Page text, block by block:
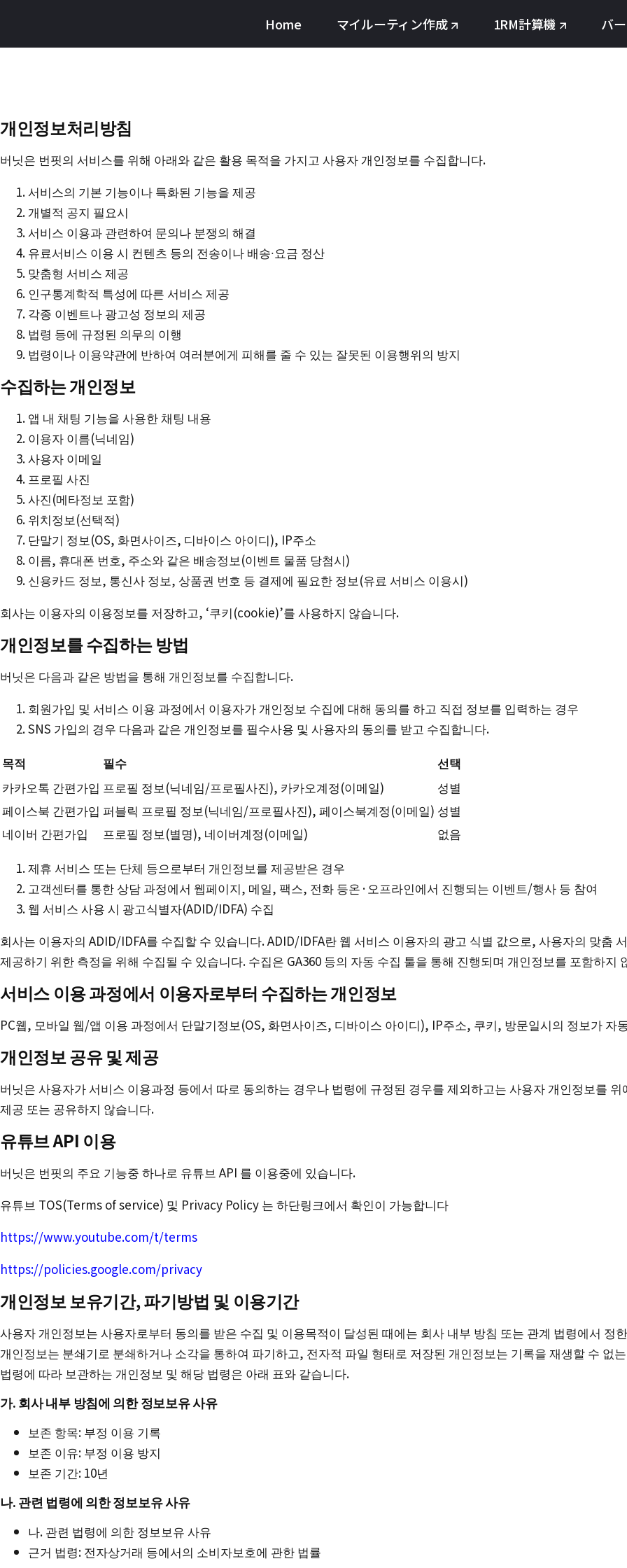
main(日
Home マイルーティン作成 1RM計算機 バ
개인정보처리방침
버닛은 번핏의 서비스를 위해 아래와 같은 활용 목적을 가지고 사용자 개인정보를 수집합니다.
서비스의 기본 기능이나 특화된 기능을 제공
개별적 공지 필요시
서비스 이용과 관련하여 문의나 분쟁의 해결
유료서비스 이용 시 컨텐츠 등의 전송이나 배송∙요금 정산
맞춤형 서비스 제공
인구통계학적 특성에 따른 서비스 제공
각종 이벤트나 광고성 정보의 제공
법령 등에 규정된 의무의 이행
법령이나 이용약관에 반하여 여러분에게 피해를 줄 수 있는 잘못된 이용행위의 방지
수집하는 개인정보
앱 내 채팅 기능을 사용한 채팅 내용
이용자 이름(닉네임)
사용자 이메일
프로필 사진
사진(메타정보 포함)
위치정보(선택적)
단말기 정보(OS, 화면사이즈, 디바이스 아이디), IP주소
이름, 휴대폰 번호, 주소와 같은 배송정보(이벤트 물품 당첨시)
신용카드 정보, 통신사 정보, 상품권 번호 등 결제에 필요한 정보(유료 서비스 이용시)
회사는 이용자의 이용정보를 저장하고, ‘쿠키(cookie)’를 사용하지 않습니다.
개인정보를 수집하는 방법
버닛은 다음과 같은 방법을 통해 개인정보를 수집합니다.
회원가입 및 서비스 이용 과정에서 이용자가 개인정보 수집에 대해 동의를 하고 직접 정보를 입력하는 경우
SNS 가입의 경우 다음과 같은 개인정보를 필수사용 및 사용자의 동의를 받고 수집합니다.
SNS
가입시
개인정보
목적 필수
선택
카카오톡 간편가입 프로필 정보(닉네임/프로필사진), 카카오계정(이메일)
성별
페이스북 간편가입 퍼블릭 프로필 정보(닉네임/프로필사진), 페이스북계정(이메일) 성별
네이버 간편가입
프로필 정보(별명), 네이버계정(이메일)
없음
제휴 서비스 또는 단체 등으로부터 개인정보를 제공받은 경우
고객센터를 통한 상담 과정에서 웹페이지, 메일, 팩스, 전화 등온·오프라인에서 진행되는 이벤트/행사 등 참여
웹 서비스 사용 시 광고식별자(ADID/IDFA) 수집
회사는 이용자의 ADID/IDFA를 수집할 수 있습니다. ADID/IDFA란 웹 서비스 이용자의 광고 식별 값으로, 사용자의 맞춤
제공하기 위한 측정을 위해 수집될 수 있습니다. 수집은 GA360 등의 자동 수집 툴을 통해 진행되며 개인정보를 포함하지
서비스 이용 과정에서 이용자로부터 수집하는 개인정보
PC웹, 모바일 웹/앱 이용 과정에서 단말기정보(OS, 화면사이즈, 디바이스 아이디), IP주소, 쿠키, 방문일시의 정보가 자
개인정보 공유 및 제공
버닛은 사용자가 서비스 이용과정 등에서 따로 동의하는 경우나 법령에 규정된 경우를 제외하고는 사용자 개인정보를
제공 또는 공유하지 않습니다.
유튜브 API 이용
버닛은 번핏의 주요 기능중 하나로 유튜브 API 를 이용중에 있습니다.
유튜브 TOS(Terms of service) 및 Privacy Policy 는 하단링크에서 확인이 가능합니다
https://www.youtube.com/t/terms
https://policies.google.com/privacy
개인정보 보유기간, 파기방법 및 이용기간
사용자 개인정보는 사용자로부터 동의를 받은 수집 및 이용목적이 달성된 때에는 회사 내부 방침 또는 관계 법령에서 정
개인정보는 분쇄기로 분쇄하거나 소각을 통하여 파기하고, 전자적 파일 형태로 저장된 개인정보는 기록을 재생할 수 없
법령에 따라 보관하는 개인정보 및 해당 법령은 아래 표와 같습니다.
가. 회사 내부 방침에 의한 정보보유 사유
보존 항목: 부정 이용 기록
보존 이유: 부정 이용 방지
보존 기간: 10년
나. 관련 법령에 의한 정보보유 사유
나. 관련 법령에 의한 정보보유 사유
근거 법령: 전자상거래 등에서의 소비자보호에 관한 법률